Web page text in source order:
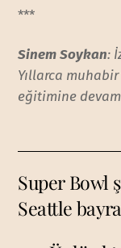
***
Sinem Soykan:
Yıllarca
eğitimine
Super Bowl
Seattle